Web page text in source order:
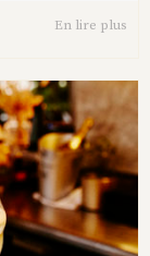
En lire plus